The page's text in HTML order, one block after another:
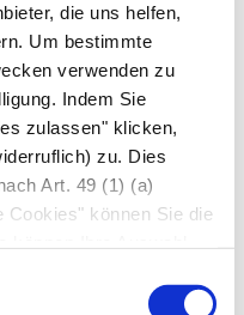
die uns helfen,
Um bestimmte
verwenden zu
Indem Sie
zulassen" klicken,
zu. Dies
Art. 49 (1) (a)
Cookies" können Sie die
gesunden
Erreger
Bakterienflora), ohne
das
vermehren
in neue
Gebiet